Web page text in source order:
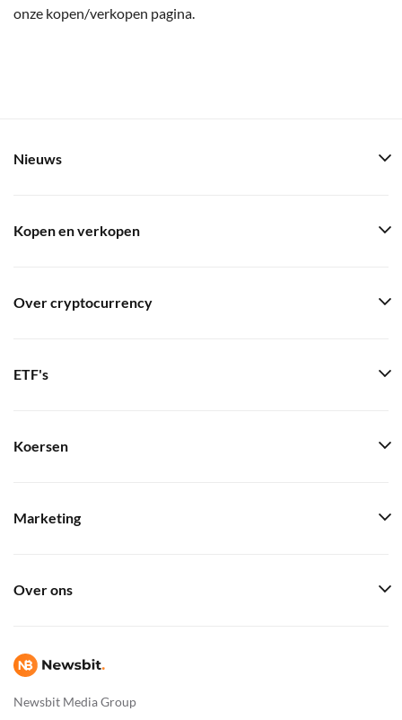
onze kopen/verkopen pagina.
Newsbit Media Group
Nieuws
Kopen en verkopen
Over cryptocurrency
ETF's
Koersen
Marketing
Over ons